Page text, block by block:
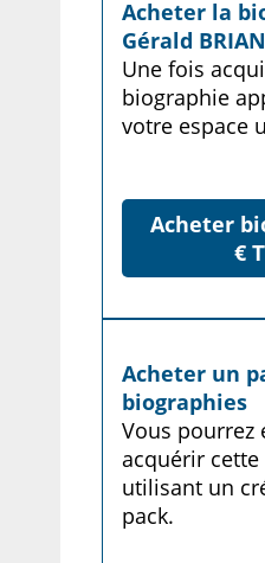
Acheter la
Gérald
Une fois
biographie
votre espace
Acheter
€
Acheter un
biographies
Vous pourrez
acquérir
utilisant un
pack.